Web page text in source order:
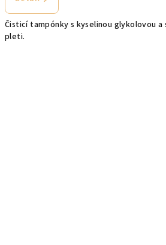
Čisticí tampónky s kyselinou glykolovou
pleti.